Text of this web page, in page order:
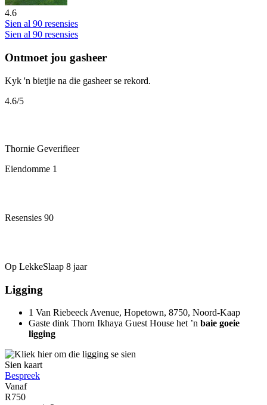
4.6
Sien al 90 resensies
Sien al 90 resensies
Ontmoet jou gasheer
Kyk 'n bietjie na die gasheer se rekord.
4.6/5
Thornie Geverifieer
Eiendomme 1
Resensies 90
Op LekkeSlaap 8 jaar
Ligging
1 Van Riebeeck Avenue, Hopetown, 8750, Noord-Kaap
Gaste dink Thorn Ikhaya Guest House het ’n baie goeie
ligging
Sien kaart
Bespreek
Vanaf
R750